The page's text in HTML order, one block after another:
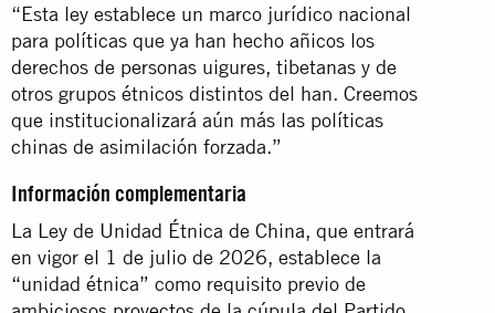
“Esta ley establece un marco jurídico nacional
para políticas que ya han hecho añicos los
derechos de personas uigures, tibetanas y de
otros grupos étnicos distintos del han. Creemos
que institucionalizará aún más las políticas
chinas de asimilación forzada.”
Información complementaria
La Ley de Unidad Étnica de China, que entrará
en vigor el 1 de julio de 2026, establece la
“unidad étnica” como requisito previo de